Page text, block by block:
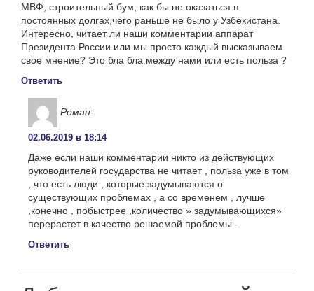
МВФ, строительный бум, как бы не оказаться в
постоянных долгах,чего раньше не было у Узбекистана.
Интересно, читает ли наши комментарии аппарат
Президента России или мы просто каждый высказываем
свое мнение? Это бла бла между нами или есть польза ?
Ответить
Роман:
02.06.2019 в 18:14
Даже если наши комментарии никто из действующих
руководителей государства не читает , польза уже в том
, что есть люди , которые задумываются о
существующих проблемах , а со временем , лучше
,конечно , побыстрее ,количество » задумывающихся»
перерастет в качество решаемой проблемы .
Ответить